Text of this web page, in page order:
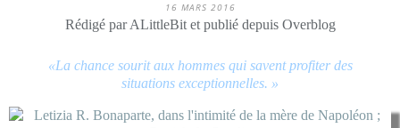
16 MARS 2016
Rédigé par ALittleBit et publié depuis Overblog
«La chance sourit aux hommes qui savent profiter des
situations exceptionnelles. »